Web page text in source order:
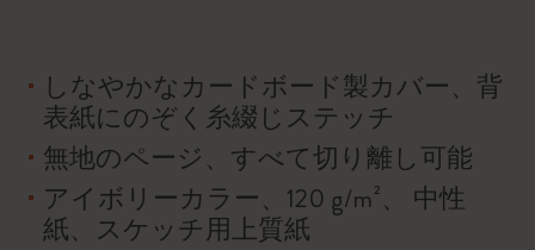
しなやかなカードボード製カバー、背
表紙にのぞく糸綴じステッチ
無地のページ、すべて切り離し可能
アイボリーカラー、120 g/m²、 中性
紙、スケッチ用上質紙